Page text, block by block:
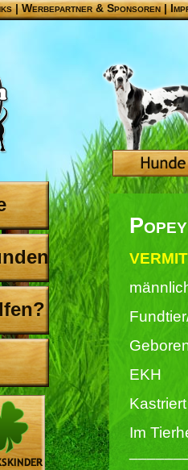
|Werbepartner & Sponsoren|
EKH
Im